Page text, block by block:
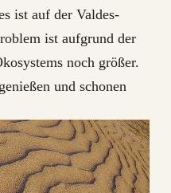
ist auf der Valdes-
ist aufgrund der
noch größer.
und schonen